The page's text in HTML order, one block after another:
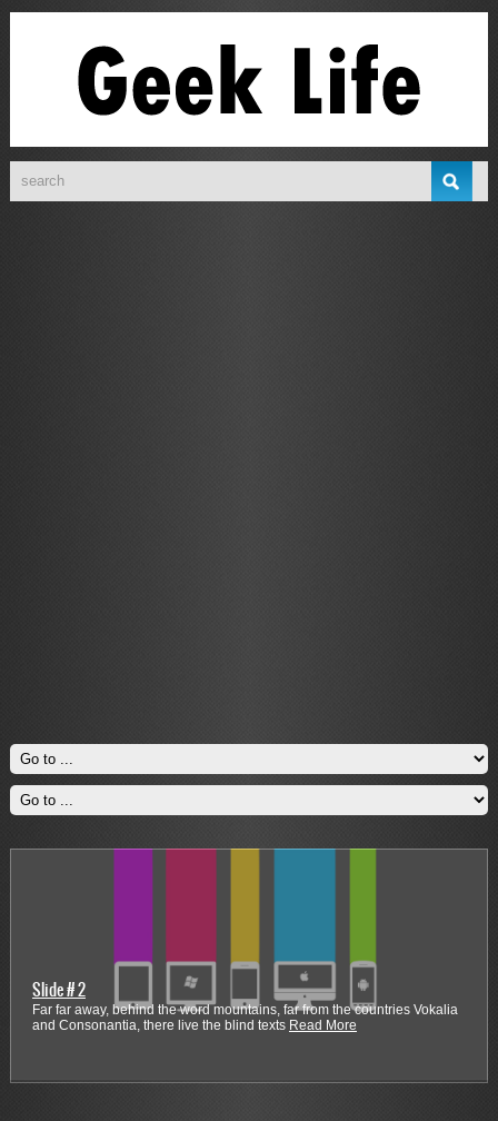
Slide # 2
Far far away, behind the word mountains, far from the countries Vokalia
and Consonantia, there live the blind texts Read More